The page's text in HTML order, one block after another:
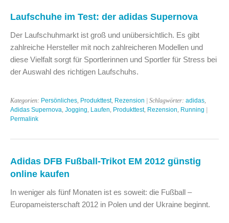
Laufschuhe im Test: der adidas Supernova
Der Laufschuhmarkt ist groß und unübersichtlich. Es gibt
zahlreiche Hersteller mit noch zahlreicheren Modellen und
diese Vielfalt sorgt für Sportlerinnen und Sportler für Stress bei
der Auswahl des richtigen Laufschuhs.
Kategorien: Persönliches Produkttest, Rezension | Schlagwörter: adidas
Adidas Supernova Jogging Laufen Produkttest, Rezension Running |
Permalink
Adidas DFB Fußball-Trikot EM 2012 günstig
online kaufen
In weniger als fünf Monaten ist es soweit: die Fußball –
Europameisterschaft 2012 in Polen und der Ukraine beginnt.